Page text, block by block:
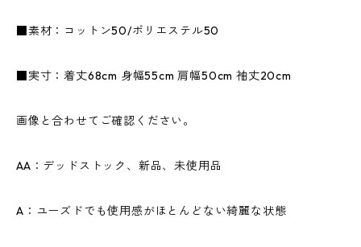
■素材：コットン50/ポリエステル50
■実寸：着丈68cm 身幅55cm 肩幅50cm 袖丈20cm
画像と合わせてご確認ください。
AA：デッドストック、新品、未使用品
A：ユーズドでも使用感がほとんどない綺麗な状態